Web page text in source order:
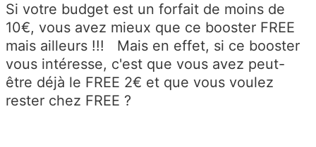
Si votre budget est un forfait de moins de
10€, vous avez mieux que ce booster FREE
mais ailleurs !!! Mais en effet, si ce booster
vous intéresse, c'est que vous avez peut-
être déjà le FREE 2€ et que vous voulez
rester chez FREE ?